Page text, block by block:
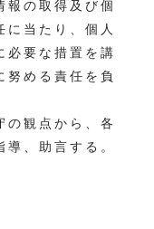
報の取得及び個
に当たり、個人
必要な措置を講
努める責任を負
の観点から、各
、助言する。